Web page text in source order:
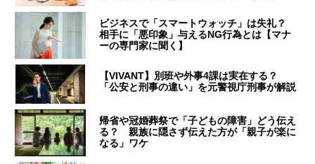
ビジネスで「スマートウォッチ」は失礼？
相手に「悪印象」与えるNG行為とは【マナ
ーの専門家に聞く】
【VIVANT】別班や外事4課は実在する？
「公安と刑事の違い」を元警視庁刑事が解説
帰省や冠婚葬祭で「子どもの障害」どう伝え
る？ 親族に隠さず伝えた方が「親子が楽に
なる」ワケ